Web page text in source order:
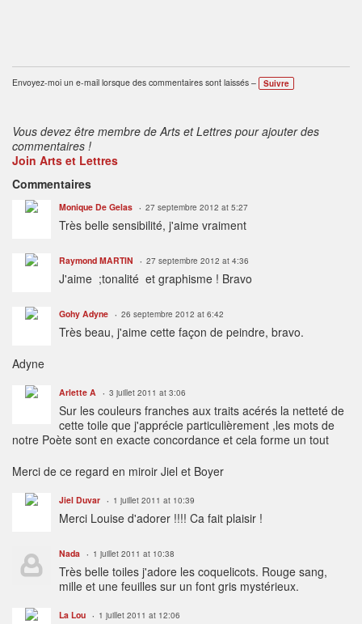
Envoyez-moi un e-mail lorsque des commentaires sont laissés – Suivre
Vous devez être membre de Arts et Lettres pour ajouter des
commentaires !
Join Arts et Lettres
Commentaires
Monique De Gelas 27 septembre 2012 at 5:27
Très belle sensibilité, j'aime vraiment
Raymond MARTIN 27 septembre 2012 at 4:36
J'aime ;tonalité et graphisme ! Bravo
Gohy Adyne 26 septembre 2012 at 6:42
Très beau, j'aime cette façon de peindre, bravo.
Adyne
Arlette A 3 juillet 2011 at 3:06
Sur les couleurs franches aux traits acérés la netteté de
cette toile que j'apprécie particulièrement ,les mots de
notre Poète sont en exacte concordance et cela forme un tout
Merci de ce regard en miroir Jiel et Boyer
Jiel Duvar 1 juillet 2011 at 10:39
Merci Louise d'adorer !!!! Ca fait plaisir !
Nada 1 juillet 2011 at 10:38
Très belle toiles j'adore les coquelicots. Rouge sang,
mille et une feuilles sur un font gris mystérieux.
La Lou 1 juillet 2011 at 12:06